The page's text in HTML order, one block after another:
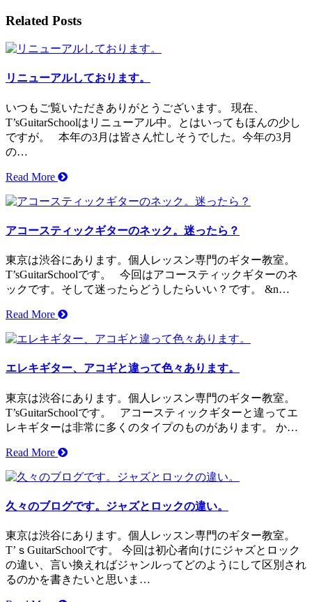
Related Posts
リニューアルしております。
いつもご覧いただきありがとうございます。 現在、
T’sGuitarSchoolはリニューアル中。とはいってもほんの少し
ですが。 本年の3月は皆さん忙しそうでした。今年の3月
の…
Read More
アコースティックギターのネック。迷ったら？
東京は渋谷にあります。個人レッスン専門のギター教室。
T’sGuitarSchoolです。 今回はアコースティックギターのネ
ックです。そして迷ったらどうしたらいい？です。 &n…
Read More
エレキギター、アコギと違って色々あります。
東京は渋谷にあります。個人レッスン専門のギター教室。
T’sGuitarSchoolです。 アコースティックギターと違ってエ
レキギターは非常に多くのタイプのものがあります。 か…
Read More
久々のブログです。ジャズとロックの違い。
東京は渋谷にあります。個人レッスン専門のギター教室。
T’ｓGuitarSchoolです。 今回は初心者向けにジャズとロック
の違い、言い換えればジャンルってどのようにして区別され
るのかを書きたいと思いま…